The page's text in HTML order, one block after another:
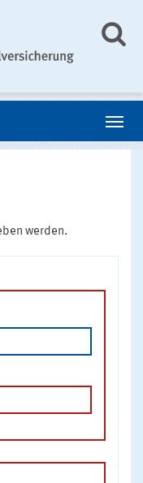
werden.